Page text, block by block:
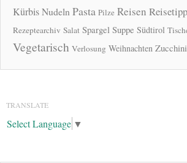
KürbisNudeln Pasta Pilze Reisen
Rezeptearchiv Salat Spargel Suppe Südtirol
Vegetarisch Verlosung Weihnachten Zucchini
TRANSLATE
Select Language ▼